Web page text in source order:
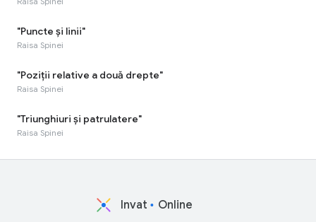
"Puncte și linii"
Raisa Spinei
"Poziții relative a două drepte"
Raisa Spinei
"Triunghiuri și patrulatere"
Raisa Spinei
Invat Online